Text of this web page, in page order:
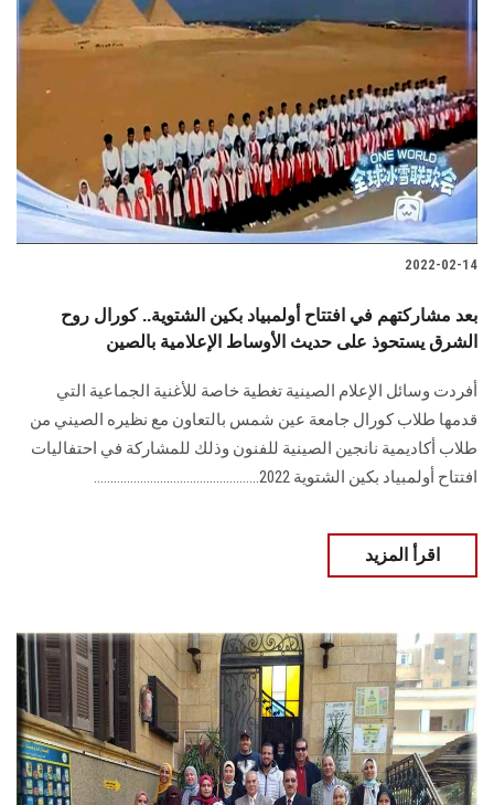
2022-02-14
بعد مشاركتهم في افتتاح أولمبياد بكين الشتوية.. كورال روح
الشرق يستحوذ على حديث الأوساط الإعلامية بالصين
أفردت وسائل الإعلام الصينية تغطية خاصة للأغنية الجماعية التي
قدمها طلاب كورال جامعة عين شمس بالتعاون مع نظيره الصيني من
طلاب أكاديمية نانجين الصينية للفنون وذلك للمشاركة في احتفاليات
افتتاح أولمبياد بكين الشتوية 2022..................................................
اقرأ المزيد